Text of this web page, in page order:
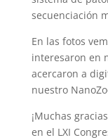
secuenciación
En las fotos
interesaron en
acercaron a
nuestro
¡Muchas
en el LXI